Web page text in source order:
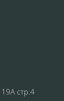
стр.4